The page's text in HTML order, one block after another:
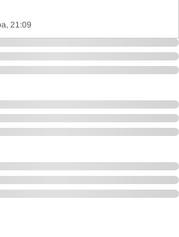
21:09